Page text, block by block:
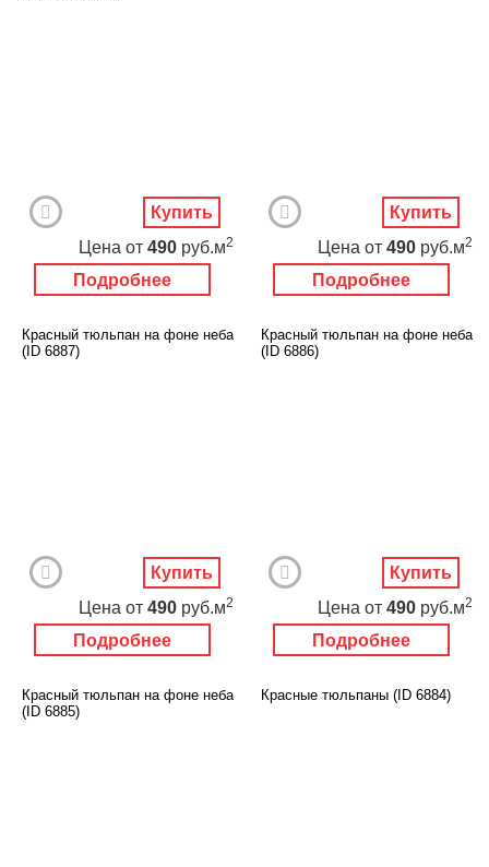
Подробнее
Цена от 490 руб.м2
Купить
Подробнее
Цена от 490 руб.м2
Купить
Красный тюльпан на фоне неба
(ID 6887)
Подробнее
Цена от 490 руб.м2
Купить
Красный тюльпан на фоне неба
(ID 6886)
Подробнее
Цена от 490 руб.м2
Купить
Красный тюльпан на фоне неба
(ID 6885)
Красные тюльпаны (ID 6884)